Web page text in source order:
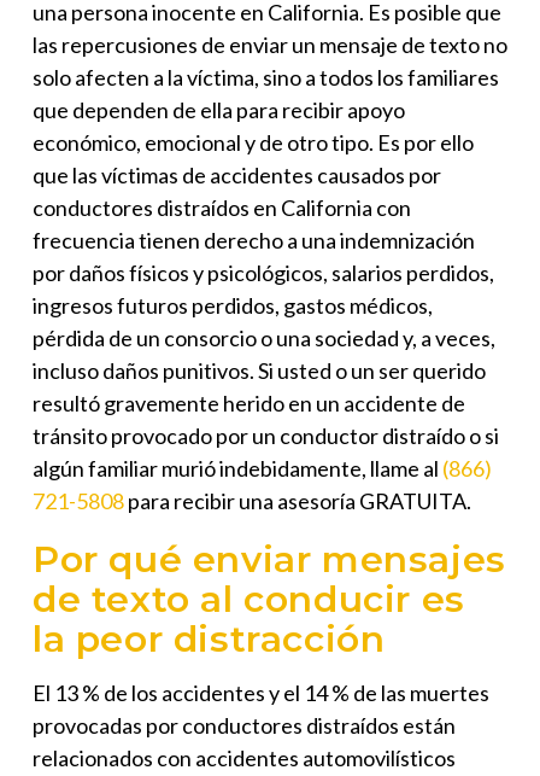
una persona inocente en California. Es posible que
las repercusiones de enviar un mensaje de texto no
solo afecten a la víctima, sino a todos los familiares
que dependen de ella para recibir apoyo
económico, emocional y de otro tipo. Es por ello
que las víctimas de accidentes causados por
conductores distraídos en California con
frecuencia tienen derecho a una indemnización
por daños físicos y psicológicos, salarios perdidos,
ingresos futuros perdidos, gastos médicos,
pérdida de un consorcio o una sociedad y, a veces,
incluso daños punitivos. Si usted o un ser querido
resultó gravemente herido en un accidente de
tránsito provocado por un conductor distraído o si
algún familiar murió indebidamente, llame al (866)
721-5808para recibir una asesoría GRATUITA.
Por qué enviar mensajes
de texto al conducir es
la peor distracción
El 13 % de los accidentes y el 14 % de las muertes
provocadas por conductores distraídos están
relacionados con accidentes automovilísticos